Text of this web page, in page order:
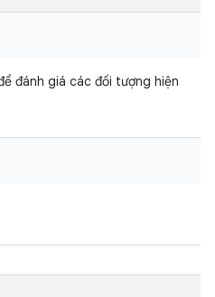
đánh giá các đối tượng hiện